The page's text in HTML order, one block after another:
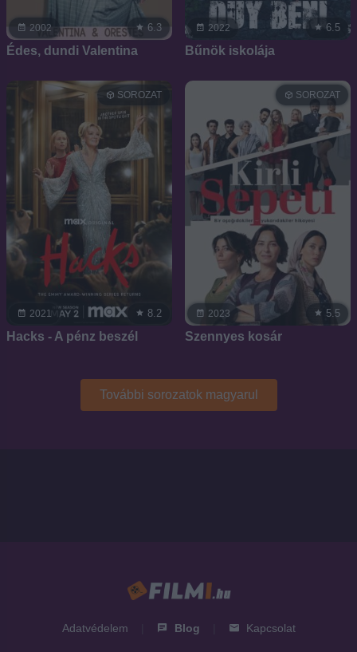
2002 6.3
Édes, dundi Valentina
2022 6.5
Bűnök iskolája
2021
SOROZAT
8.2
Hacks - A pénz beszél
2023
SOROZAT
5.5
Szennyes kosár
További sorozatok magyarul
Adatvédelem Blog Kapcsolat